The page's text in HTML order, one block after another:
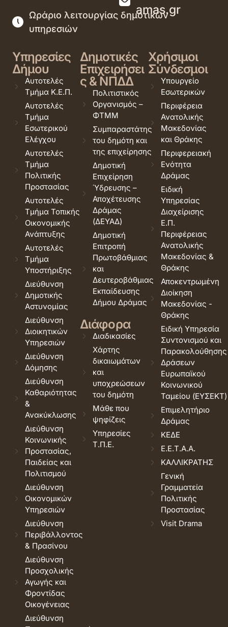
amas.gr
Ωράριο λειτουργίας δημοτικών
υπηρεσιών
Υπηρεσίες
Δήμου
Αυτοτελές
Τμήμα Κ.Ε.Π.
Αυτοτελές
Τμήμα
Εσωτερικού
Ελέγχου
Αυτοτελές
Τμήμα
Πολιτικής
Προστασίας
Αυτοτελές
Τμήμα Τοπικής
Οικονομικής
Ανάπτυξης
Αυτοτελές
Τμήμα
Υποστήριξης
Διεύθυνση
Δημοτικής
Αστυνομίας
Διεύθυνση
Διοικητικών
Υπηρεσιών
Διεύθυνση
Δόμησης
Διεύθυνση
Καθαριότητας
&
Ανακύκλωσης
Διεύθυνση
Κοινωνικής
Προστασίας,
Παιδείας και
Πολιτισμού
Διεύθυνση
Οικονομικών
Υπηρεσιών
Διεύθυνση
Περιβάλλοντος
& Πρασίνου
Διεύθυνση
Προσχολικής
Αγωγής και
Φροντίδας
Οικογένειας
Διεύθυνση
Δημοτικές
Επιχειρήσει
ς & ΝΠΔΔ
Πολιτιστικός
Οργανισμός –
ΦΤΜΜ
Συμπαραστάτης
του δημότη και
της επιχείρησης
Δημοτική
Επιχείρηση
Ύδρευσης –
Αποχέτευσης
Δράμας
(ΔΕΥΑΔ)
Δημοτική
Επιτροπή
Πρωτοβάθμιας
και
Δευτεροβάθμιας
Εκπαίδευσης
Δήμου Δράμας
Διάφορα
Διαδικασίες
Χάρτης
δικαιωμάτων
και
υποχρεώσεων
του δημότη
Μάθε που
ψηφίζεις
Υπηρεσίες
Τ.Π.Ε.
Χρήσιμοι
Σύνδεσμοι
Υπουργείο
Εσωτερικών
Περιφέρεια
Ανατολικής
Μακεδονίας
και Θράκης
Περιφερειακή
Ενότητα
Δράμας
Ειδική
Υπηρεσίας
Διαχείρισης
Ε.Π.
Περιφέρειας
Ανατολικής
Μακεδονίας &
Θράκης
Αποκεντρωμένη
Διοίκηση
Μακεδονίας -
Θράκης
Ειδική Υπηρεσία
Συντονισμού και
Παρακολούθησης
Δράσεων
Ευρωπαϊκού
Κοινωνικού
Ταμείου (ΕΥΣΕΚΤ)
Επιμελητήριο
Δράμας
ΚΕΔΕ
Ε.Ε.Τ.Α.Α.
ΚΑΛΛΙΚΡΑΤΗΣ
Γενική
Γραμματεία
Πολιτικής
Προστασίας
Visit Drama